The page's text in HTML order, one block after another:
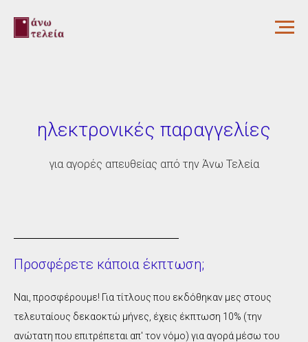
ηλεκτρονικές παραγγελίες
για αγορές απευθείας από την Άνω Τελεία
Προσφέρετε κάποια έκπτωση;
Ναι, προσφέρουμε! Για τίτλους που εκδόθηκαν μες στους
τελευταίους δεκαοκτώ μήνες, έχεις έκπτωση 10% (την
ανώτατη που επιτρέπεται απ' τον νόμο) για αγορά μέσω του